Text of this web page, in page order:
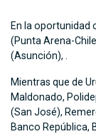
En la oportunidad
(Punta Arena-
(Asunción), .
Mientras que de
Maldonado,
(San José),
Banco República,